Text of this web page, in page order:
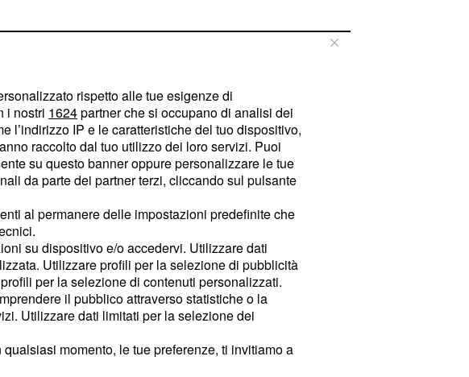
rispetto alle tue esigenze di
i nostri 1624partner che si occupano di analisi dei
l’indirizzo IP e le caratteristiche del tuo dispositivo,
raccolto dal tuo utilizzo dei loro servizi. Puoi
su questo banner oppure personalizzare le tue
da parte dei partner terzi, cliccando sul pulsante
al permanere delle impostazioni predefinite che
su dispositivo e/o accedervi. Utilizzare dati
Utilizzare profili per la selezione di pubblicità
per la selezione di contenuti personalizzati.
il pubblico attraverso statistiche o la
Utilizzare dati limitati per la selezione dei
momento, le tue preferenze, ti invitiamo a